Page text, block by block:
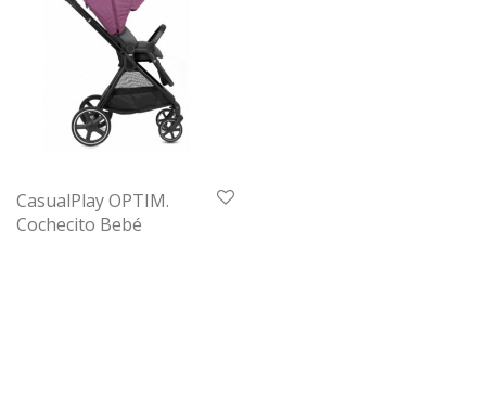
CasualPlay OPTIM.
Cochecito Bebé